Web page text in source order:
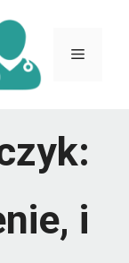
Menu
i